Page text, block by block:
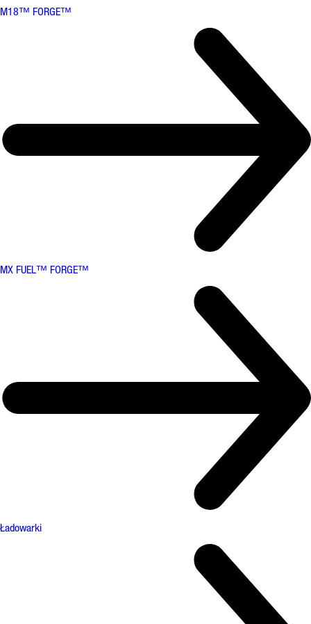
M18™ FORGE™
MX FUEL™ FORGE™
Ładowarki